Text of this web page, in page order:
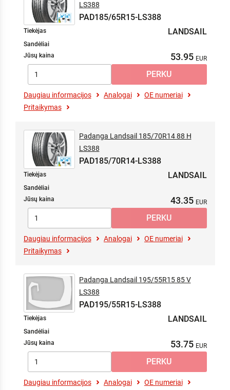
LS388
PAD185/65R15-LS388
Tiekėjas LANDSAIL
Sandėliai
Jūsų kaina
53.95
Daugiau informacijos Analogai
OE numeriai
Pritaikymas
Padanga Landsail 185/70R14 88 H
LS388
PAD185/70R14-LS388
Tiekėjas LANDSAIL
Sandėliai
Jūsų kaina
43.35
Daugiau informacijos Analogai
OE numeriai
Pritaikymas
Padanga Landsail 195/55R15 85 V
LS388
PAD195/55R15-LS388
Tiekėjas LANDSAIL
Sandėliai
Jūsų kaina
53.75
Daugiau informacijos Analogai
OE numeriai